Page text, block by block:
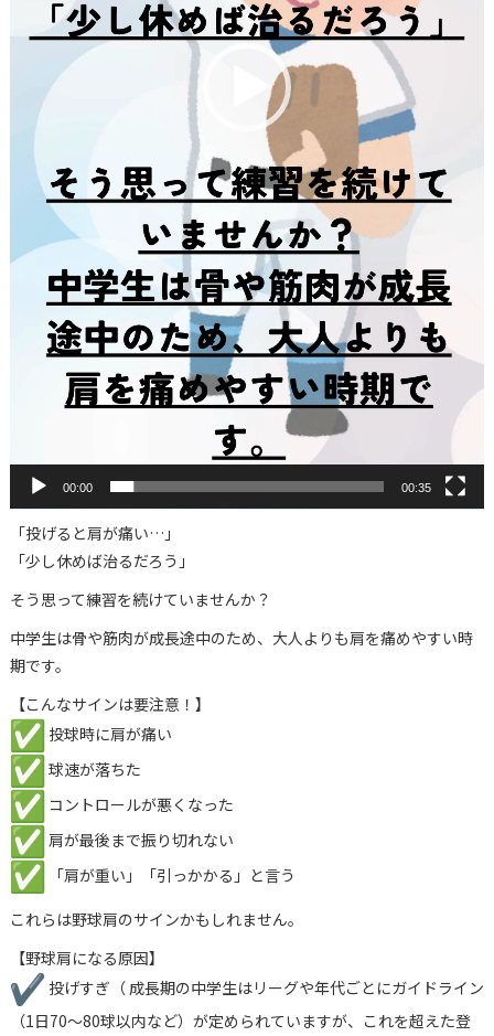
00:00 00:35
「投げると肩が痛い…」
「少し休めば治るだろう」
そう思って練習を続けていませんか？
中学生は骨や筋肉が成長途中のため、 大人よりも肩を痛めやすい時
期です。
【こんなサインは要注意！】
投球時に肩が痛い
球速が落ちた
コントロールが悪くなった
肩が最後まで振り切れない
「肩が重い」「引っかかる」と言う
これらは野球肩のサインかもしれません。
【野球肩になる原因】
投げすぎ（ 成長期の中学生はリーグや年代ごとにガイドライン
（1日70〜80球以内など）が定められていますが、 これを超えた登